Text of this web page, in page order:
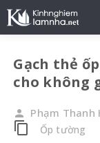
Gạch thẻ
cho không
person Phạm Thanh
content_copy Ốp tường